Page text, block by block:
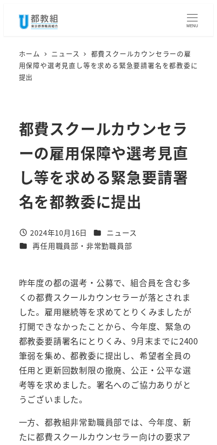
MENU
ホーム ニュース
都費スクールカウンセラーの雇
用保障や選考見直し等を求める緊急要請署名を都教委に
提出
都費スクールカウンセラ
ーの雇用保障や選考見直
し等を求める緊急要請署
名を都教委に提出
投稿日
2024年10月16日 カテゴリー
ニュース
カテゴリー
再任用職員部・非常勤職員部
昨年度の都の選考・公募で、組合員を含む多
くの都費スクールカウンセラーが落とされま
した。雇用継続等を求めてとりくみましたが
打開できなかったことから、今年度、緊急の
都教委要請署名にとりくみ、9月末までに2400
筆弱を集め、都教委に提出し、希望者全員の
任用と更新回数制限の撤廃、公正・公平な選
考等を求めました。署名へのご協力ありがと
うございました。
一方、都教組非常勤職員部では、今年度、新
たに都費スクールカウンセラー向けの要求ア